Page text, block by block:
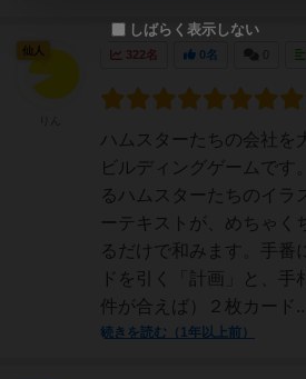
322名 0名
ハムスターたちの会社を
ビルディングゲームです
るハムスターたちのイラ
ーテキストが、めちゃく
るだけで和みます。手番
ドを引く「計画」と、
件が合えば）２枚カード
続きを読む（1年以上前）
仙人
しばらく表示しない